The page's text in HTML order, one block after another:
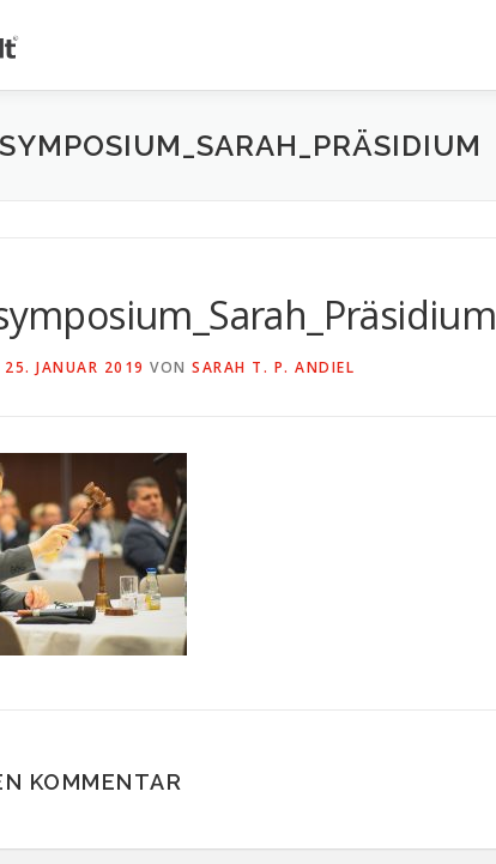
25. JANUAR 2019 VON SARAH T. P. ANDIEL
KOMMENTAR